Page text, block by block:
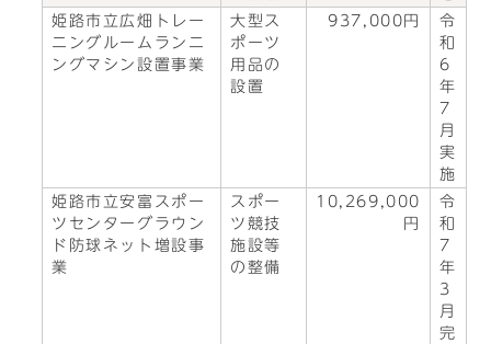
姫路市立広畑トレー
ニングルームランニ
ングマシン設置事業
大型ス
ポーツ
用品の
設置
937,000円
令
和
6
年
7
月
実
施
姫路市立安富スポー
ツセンターグラウン
ド防球ネット増設事
業
スポー
ツ競技
施設等
の整備
10,269,000
円
令
和
7
年
3
月
完